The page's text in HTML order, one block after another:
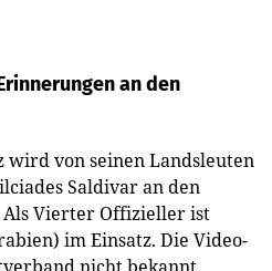
an den
wird von seinen Landsleuten
Saldivar an den
Vierter Offizieller ist
im Einsatz. Die Video-